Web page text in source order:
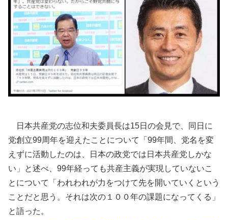
日本共産党の志位和夫委員長は15日の会見で、同日に
党創立99周年を迎えたことについて「99年間、党名を変
えずに活動したのは、日本の政党では日本共産党しかな
い」と述べ、99年経っても共産主義が実現していないこ
とについて「われわれが力をつけて先を開いていくという
ことだと思う。それは次の１００年の課題になってくる」
と語った。